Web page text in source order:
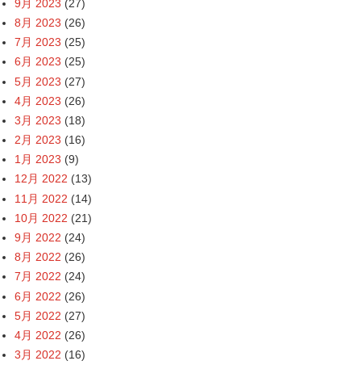
9月 2023 (27)
8月 2023 (26)
7月 2023 (25)
6月 2023 (25)
5月 2023 (27)
4月 2023 (26)
3月 2023 (18)
2月 2023 (16)
1月 2023 (9)
12月 2022 (13)
11月 2022 (14)
10月 2022 (21)
9月 2022 (24)
8月 2022 (26)
7月 2022 (24)
6月 2022 (26)
5月 2022 (27)
4月 2022 (26)
3月 2022 (16)